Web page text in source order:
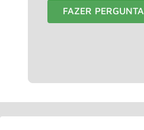
FAZER PERGUNTA